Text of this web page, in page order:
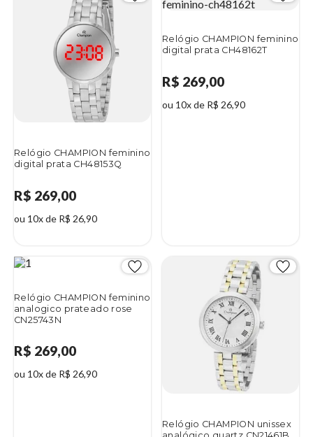
Relógio CHAMPION feminino
digital prata CH48153Q
R$ 269,00
ou 10x de R$ 26,90
Relógio CHAMPION feminino
digital prata CH48162T
R$ 269,00
ou 10x de R$ 26,90
Relógio CHAMPION feminino
analogico prateado rose
CN25743N
R$ 269,00
ou 10x de R$ 26,90
Relógio CHAMPION unissex